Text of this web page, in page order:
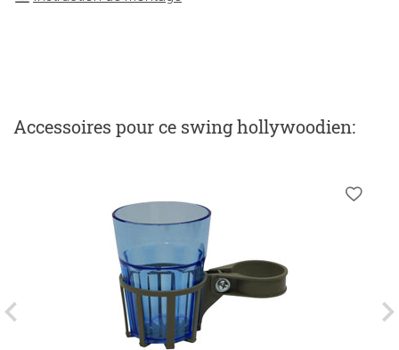
Accessoires pour ce swing hollywoodien: